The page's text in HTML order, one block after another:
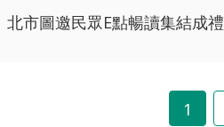
北市圖邀民眾E點暢讀集結成禮
1